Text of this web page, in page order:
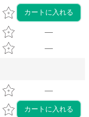
カートに入れる
—
—
—
カートに入れる